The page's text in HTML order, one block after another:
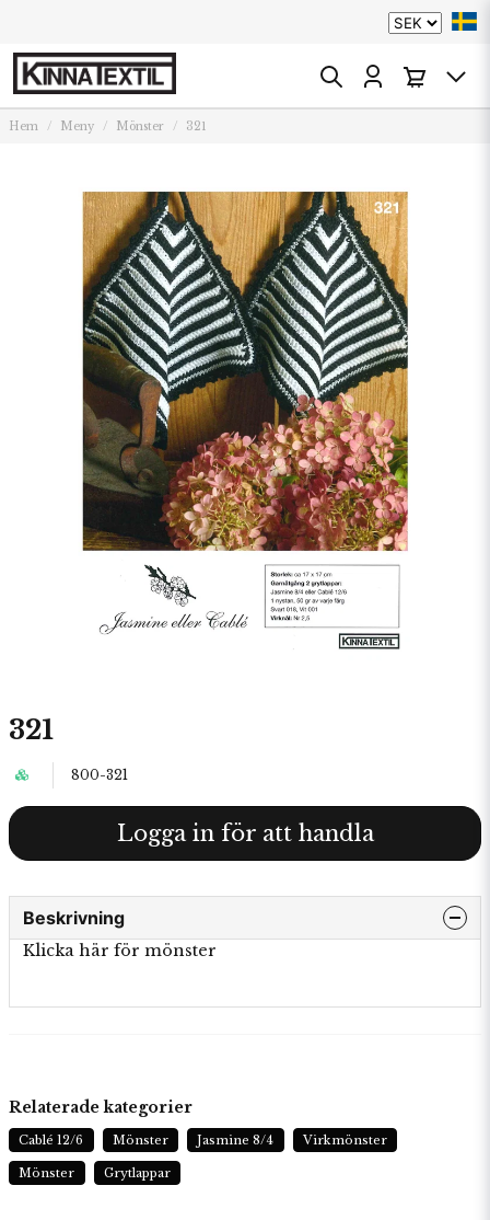
Hem Meny Mönster 321
321
800-321
Logga in för att handla
Beskrivning
Klicka här för mönster
Relaterade kategorier
Cablé 12/6 Mönster Jasmine 8/4 Virkmönster
Mönster Grytlappar